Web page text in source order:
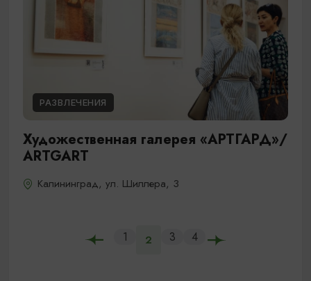
РАЗВЛЕЧЕНИЯ
Художественная галерея «АРТГАРД»/
ARTGART
Калининград, ул. Шиллера, 3
1 2 3 4